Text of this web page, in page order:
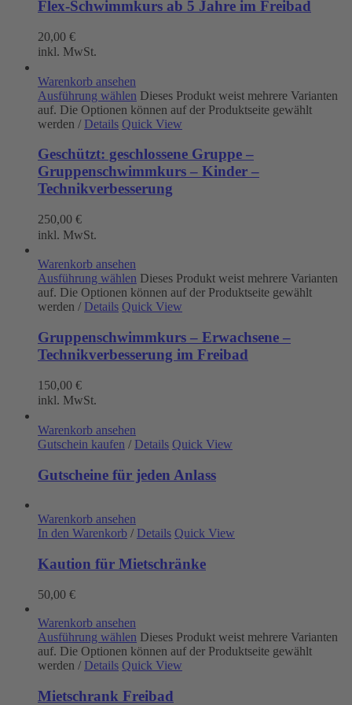
Flex-Schwimmkurs ab 5 Jahre im Freibad
20,00 €
inkl. MwSt.
Warenkorb ansehen
Ausführung wählen Dieses Produkt weist mehrere Varianten
auf. Die Optionen können auf der Produktseite gewählt
werden / Details Quick View
Geschützt: geschlossene Gruppe –
Gruppenschwimmkurs – Kinder –
Technikverbesserung
250,00 €
inkl. MwSt.
Warenkorb ansehen
Ausführung wählen Dieses Produkt weist mehrere Varianten
auf. Die Optionen können auf der Produktseite gewählt
werden / Details Quick View
Gruppenschwimmkurs – Erwachsene –
Technikverbesserung im Freibad
150,00 €
inkl. MwSt.
Warenkorb ansehen
Gutschein kaufen / Details Quick View
Gutscheine für jeden Anlass
Warenkorb ansehen
In den Warenkorb / Details Quick View
Kaution für Mietschränke
50,00 €
Warenkorb ansehen
Ausführung wählen Dieses Produkt weist mehrere Varianten
auf. Die Optionen können auf der Produktseite gewählt
werden / Details Quick View
Mietschrank Freibad